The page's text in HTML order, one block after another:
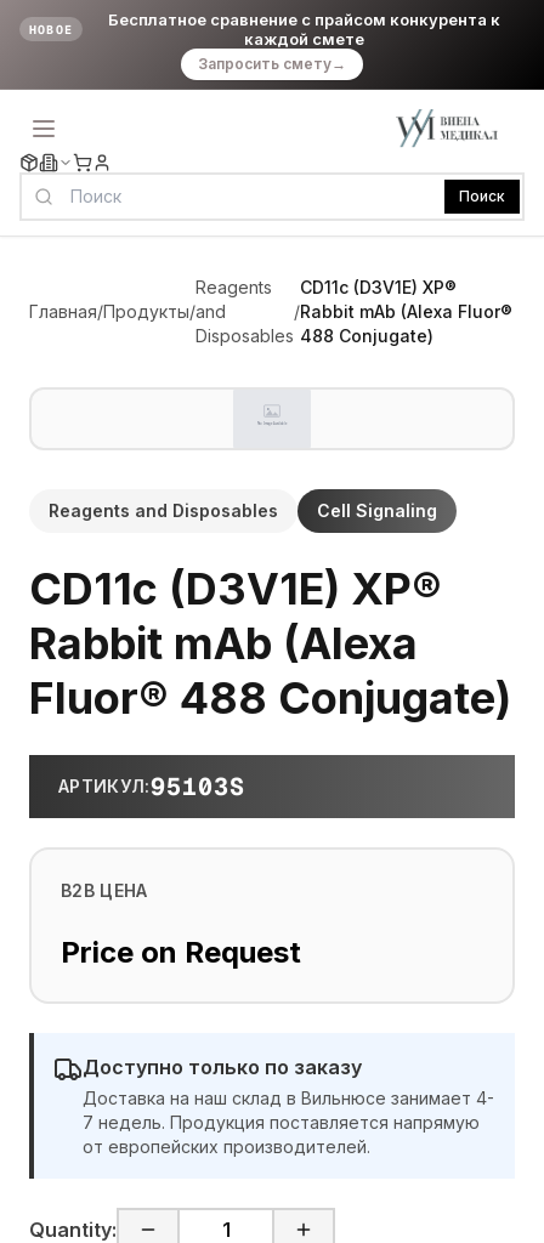
НОВОЕ
Бесплатное сравнение с прайсом конкурента к
каждой смете
Запросить смету→
Поиск
Главная/Продукты/
Reagents
and
Disposables
/
CD11c (D3V1E) XP®
Rabbit mAb (Alexa Fluor®
488 Conjugate)
Reagents and Disposables Cell Signaling
CD11c (D3V1E) XP®
Rabbit mAb (Alexa
Fluor® 488 Conjugate)
АРТИКУЛ:95103S
B2B ЦЕНА
Price on Request
Доступно только по заказу
Доставка на наш склад в Вильнюсе занимает 4-
7 недель. Продукция поставляется напрямую
от европейских производителей.
Quantity: